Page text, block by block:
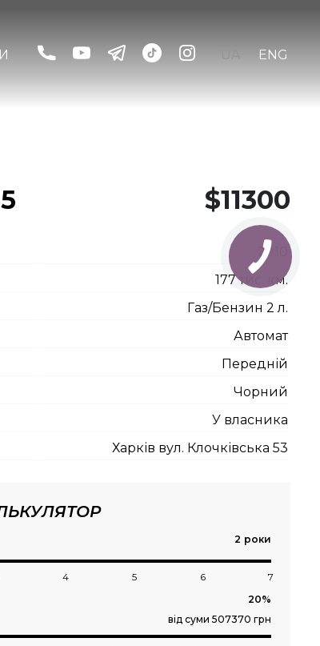
ENG
$11300
2010
177 тис. км.
Газ/Бензин 2 л.
Автомат
Передній
Чорний
У власника
Харків вул. Клочківська 53
роки
4 5 6 7
від суми 507370 грн